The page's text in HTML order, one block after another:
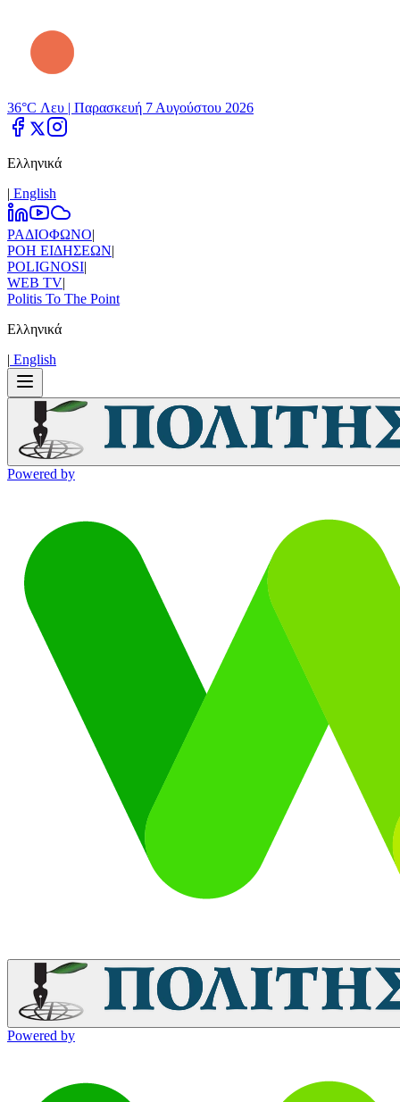
36°C Λευ | Παρασκευή 7 Αυγούστου 2026
Ελληνικά
| Εnglish
ΡΑΔΙΟΦΩΝΟ|
ΡΟΗ ΕΙΔΗΣΕΩΝ|
POLIGNOSI|
WEB TV|
Politis To The Point
Ελληνικά
| Εnglish
Powered by
Powered by